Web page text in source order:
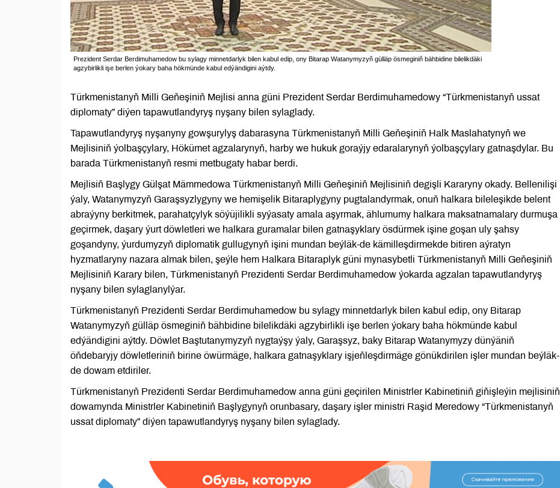
Prezident Serdar Berdimuhamedow bu sylagy minnetdarlyk bilen kabul edip, ony Bitarap Watanymyzyň gülläp ösmeginiň bähbidine bilelikdäki
agzybirlikli işe berlen ýokary baha hökmünde kabul edýändigini aýtdy.
Türkmenistanyň Milli Geňeşiniň Mejlisi anna güni Prezident Serdar Berdimuhamedowy “Türkmenistanyň ussat
diplomaty” diýen tapawutlandyryş nyşany bilen sylaglady.
Tapawutlandyryş nyşanyny gowşurylyş dabarasyna Türkmenistanyň Milli Geňeşiniň Halk Maslahatynyň we
Mejlisiniň ýolbaşçylary, Hökümet agzalarynyň, harby we hukuk goraýjy edaralarynyň ýolbaşçylary gatnaşdylar. Bu
barada Türkmenistanyň resmi metbugaty habar berdi.
Mejlisiň Başlygy Gülşat Mämmedowa Türkmenistanyň Milli Geňeşiniň Mejlisiniň degişli Kararyny okady. Bellenilişi
ýaly, Watanymyzyň Garaşsyzlygyny we hemişelik Bitaraplygyny pugtalandyrmak, onuň halkara bileleşikde belent
abraýyny berkitmek, parahatçylyk söýüjilikli syýasaty amala aşyrmak, ählumumy halkara maksatnamalary durmuşa
geçirmek, daşary ýurt döwletleri we halkara guramalar bilen gatnaşyklary ösdürmek işine goşan uly şahsy
goşandyny, ýurdumyzyň diplomatik gullugynyň işini mundan beýläk-de kämilleşdirmekde bitiren aýratyn
hyzmatlaryny nazara almak bilen, şeýle hem Halkara Bitaraplyk güni mynasybetli Türkmenistanyň Milli Geňeşiniň
Mejlisiniň Karary bilen, Türkmenistanyň Prezidenti Serdar Berdimuhamedow ýokarda agzalan tapawutlandyryş
nyşany bilen sylaglanylýar.
Türkmenistanyň Prezidenti Serdar Berdimuhamedow bu sylagy minnetdarlyk bilen kabul edip, ony Bitarap
Watanymyzyň gülläp ösmeginiň bähbidine bilelikdäki agzybirlikli işe berlen ýokary baha hökmünde kabul
edýändigini aýtdy. Döwlet Baştutanymyzyň nygtaýşy ýaly, Garaşsyz, baky Bitarap Watanymyzy dünýäniň
öňdebaryjy döwletleriniň birine öwürmäge, halkara gatnaşyklary işjeňleşdirmäge gönükdirilen işler mundan beýläk-
de dowam etdiriler.
Türkmenistanyň Prezidenti Serdar Berdimuhamedow anna güni geçirilen Ministrler Kabinetiniň giňişleýin mejlisiniň
dowamynda Ministrler Kabinetiniň Başlygynyň orunbasary, daşary işler ministri Raşid Meredowy “Türkmenistanyň
ussat diplomaty” diýen tapawutlandyryş nyşany bilen sylaglady.